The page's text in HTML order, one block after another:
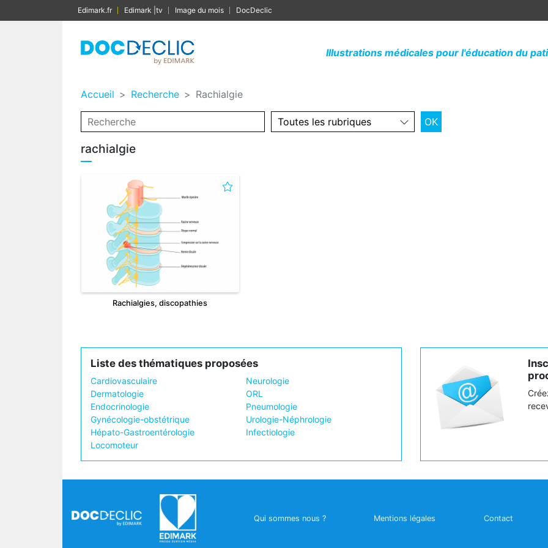
Edimark.fr Edimark |tv Image du mois DocDeclic
Illustrations médicales pour l'éducation du
Accueil Recherche Rachialgie
rachialgie
Rachialgies, discopathies
Liste des thématiques proposées
Cardiovasculaire
Dermatologie
Endocrinologie
Gynécologie-obstétrique
Hépato-Gastroentérologie
Locomoteur
Neurologie
ORL
Pneumologie
Urologie-Néphrologie
Infectiologie
Qui sommes nous ? Mentions légales Contact